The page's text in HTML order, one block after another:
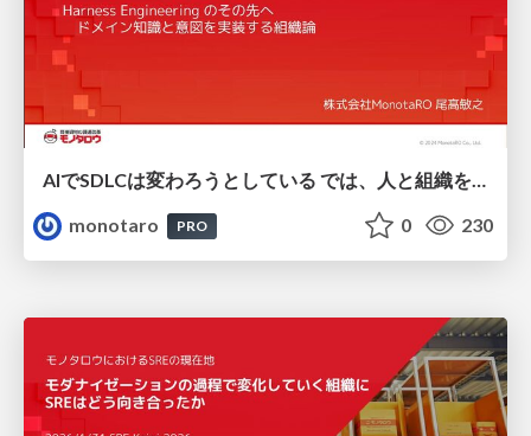
AIでSDLCは変わろうとしている では、人と組織をどう再設計すべきか
monotaro
PRO 0 230